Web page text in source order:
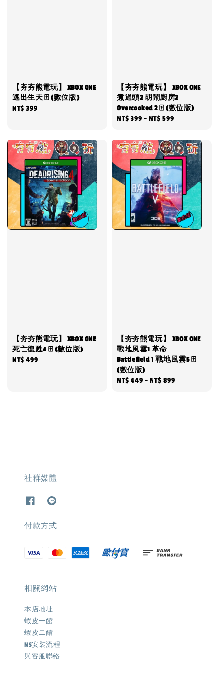
【夯夯熊電玩】 XBOX ONE
逃出生天 🀄 (數位版)
Regular
NT$ 399
【夯夯熊電玩】 XBOX ONE
煮過頭2 胡鬧廚房2
Overcooked 2 🀄 (數位版)
Regular
NT$ 399 -NT$ 599
【夯夯熊電玩】 XBOX ONE
死亡復甦4 🀄 (數位版)
Regular
NT$ 499
【夯夯熊電玩】 XBOX ONE
戰地風雲1 革命
Battlefield 1 戰地風雲5 🀄
(數位版)
Regular
NT$ 449 -NT$ 899
社群媒體
付款方式
相關網站
本店地址
蝦皮一館
蝦皮二館
NS安裝流程
與客服聯絡